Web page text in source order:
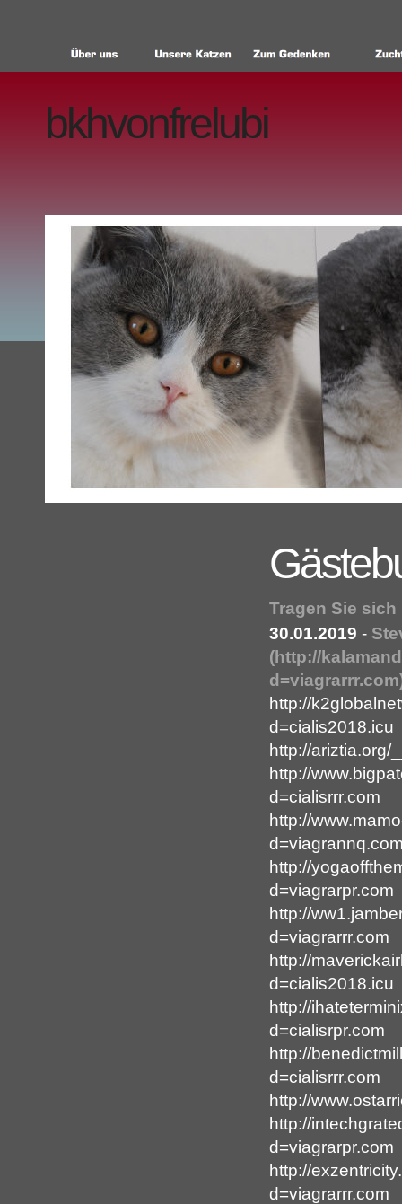
bkhvonfrelubi
Tragen Sie
30.01.2019 -
(http://
http://
d=cialis2018.icu
http://ariztia.org/
http://
d=cialisrrr.com
http://
http://
d=viagrarpr.com
http://
d=viagrarrr.com
http://
d=cialis2018.icu
http://
d=cialisrpr.com
http://
d=cialisrrr.com
http://
http://
d=viagrarpr.com
http://
d=viagrarrr.com